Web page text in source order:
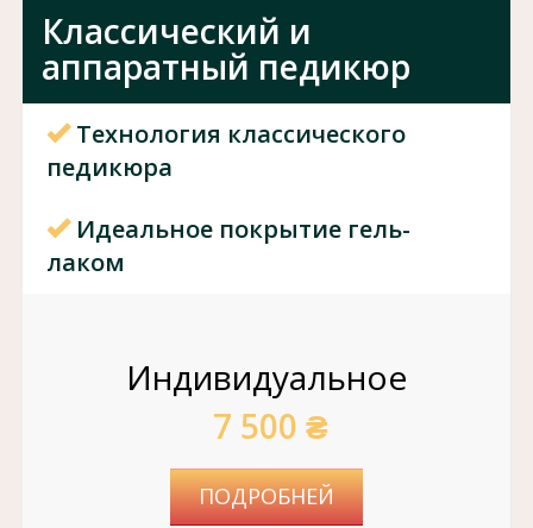
Классический и
аппаратный педикюр
Технология классического
педикюра
Идеальное покрытие гель-
лаком
Индивидуальное
7 500 ₴
ПОДРОБНЕЙ